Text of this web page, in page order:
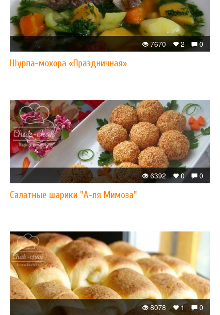
0
2
7670
Шурпа-мохора «Праздничная»
0
0
6392
Салатные шарики "А-ля Мимоза"
0
1
8078